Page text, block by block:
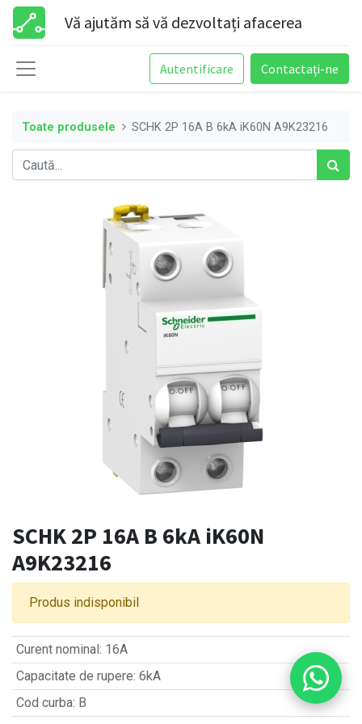
Vă ajutăm să vă dezvoltați afacerea
Autentificare Contactați-ne
Toate produsele SCHK 2P 16A B 6kA iK60N A9K23216
SCHK 2P 16A B 6kA iK60N
A9K23216
Produs indisponibil
Curent nominal : 16A
Capacitate de rupere: 6kA
Cod curba: B